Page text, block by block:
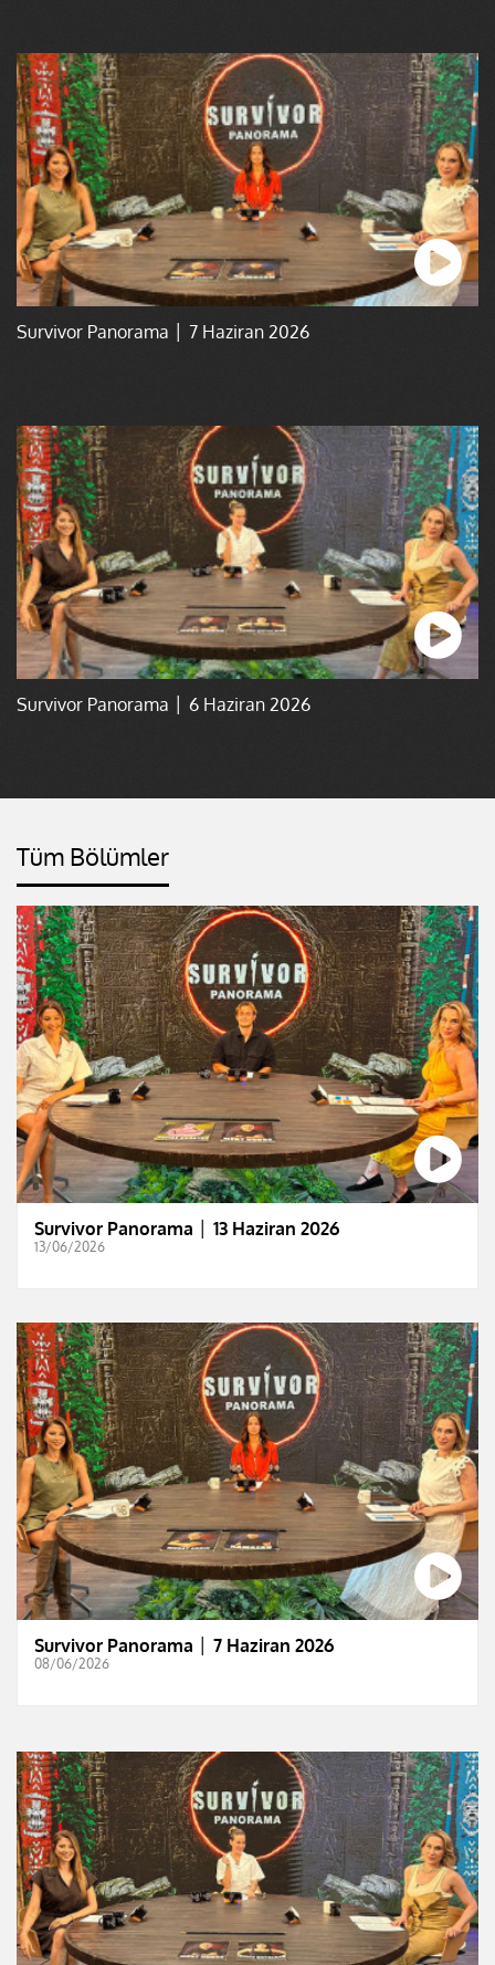
Survivor Panorama │ 7 Haziran 2026
Survivor Panorama │ 6 Haziran 2026
Tüm Bölümler
Survivor Panorama │ 13 Haziran 2026
13/06/2026
Survivor Panorama │ 7 Haziran 2026
08/06/2026